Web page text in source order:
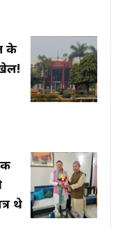
के
थे